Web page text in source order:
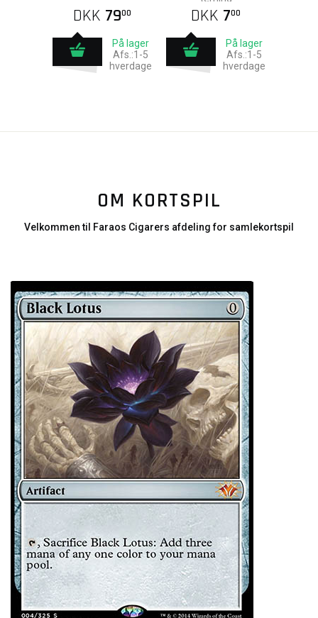
DKK 7900
På lager
Afs.:1-5
hverdage
DKK 700
På lager
Afs.:1-5
hverdage
OM KORTSPIL
Velkommen til Faraos Cigarers afdeling for samlekortspil